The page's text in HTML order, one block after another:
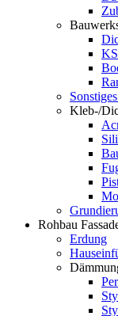
Kleb-/
Rohbau
Erdung